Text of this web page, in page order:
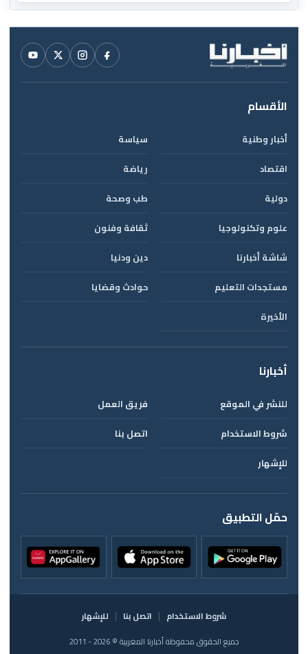
الأقسام
أخبار وطنية
سياسة
اقتصاد
رياضة
دولية
طب وصحة
علوم وتكنولوجيا
ثقافة وفنون
شاشة أخبارنا
دين ودنيا
مستجدات التعليم
حوادث وقضايا
الأخيرة
أخبارنا
للنشر في الموقع
فريق العمل
شروط الاستخدام
اتصل بنا
للإشهار
حمّل التطبيق
شروط الاستخدام اتصل بنا
للإشهار
جميع الحقوق محفوظة أخبارنا المغربية © 2026 - 2011